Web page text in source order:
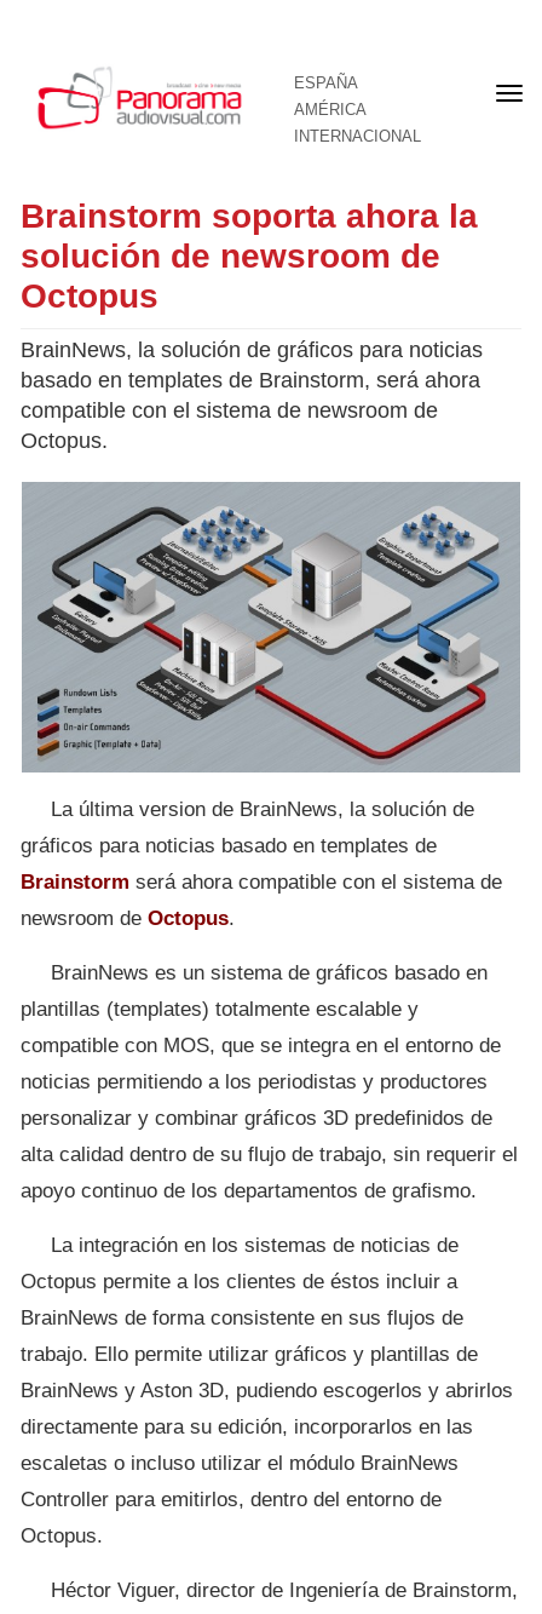
ESPAÑA
AMÉRICA
INTERNACIONAL
Brainstorm soporta ahora la
solución de newsroom de
Octopus
BrainNews, la solución de gráficos para noticias
basado en templates de Brainstorm, será ahora
compatible con el sistema de newsroom de
Octopus.
La última version de BrainNews, la solución de
gráficos para noticias basado en templates de
Brainstorm será ahora compatible con el sistema de
newsroom de Octopus.
BrainNews es un sistema de gráficos basado en
plantillas (templates) totalmente escalable y
compatible con MOS, que se integra en el entorno de
noticias permitiendo a los periodistas y productores
personalizar y combinar gráficos 3D predefinidos de
alta calidad dentro de su flujo de trabajo, sin requerir el
apoyo continuo de los departamentos de grafismo.
La integración en los sistemas de noticias de
Octopus permite a los clientes de éstos incluir a
BrainNews de forma consistente en sus flujos de
trabajo. Ello permite utilizar gráficos y plantillas de
BrainNews y Aston 3D, pudiendo escogerlos y abrirlos
directamente para su edición, incorporarlos en las
escaletas o incluso utilizar el módulo BrainNews
Controller para emitirlos, dentro del entorno de
Octopus.
Héctor Viguer, director de Ingeniería de Brainstorm,